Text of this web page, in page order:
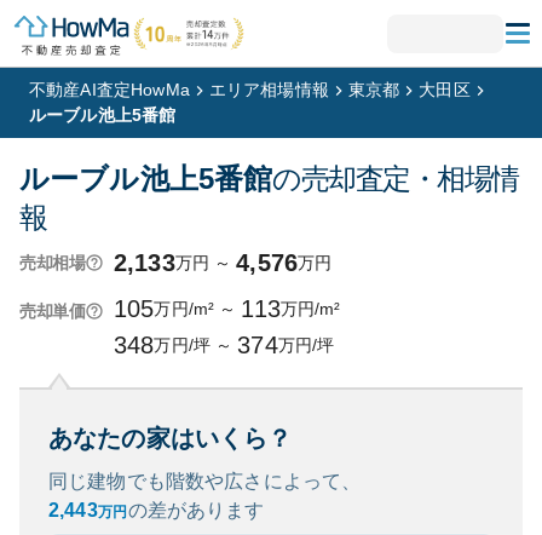
不動産AI査定HowMa エリア相場情報 東京都
大田区
ルーブル池上5番館
ルーブル池上5番館の売却査定・相場情
報
売却相場 2,133万円 ～ 4,576万円
売却単価 105万円/m² ～ 113万円/m²
348万円/坪 ～ 374万円/坪
あなたの家はいくら？
同じ建物でも階数や広さによって、
2,443万円 の差があります